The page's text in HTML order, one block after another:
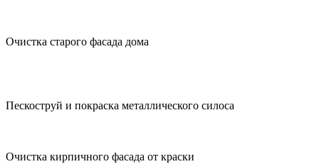
Очистка старого фасада дома
Пескоструй и покраска металлического силоса
Очистка кирпичного фасада от краски